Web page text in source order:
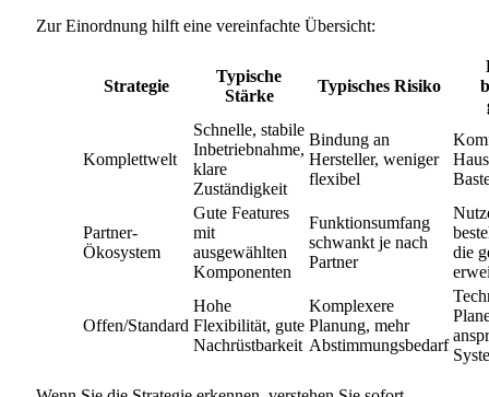
Zur Einordnung hilft eine vereinfachte Übersicht:
Strategie
Typische
Stärke
Typisches Risiko
Komplettwelt
Schnelle, stabile
Inbetriebnahme,
klare
Zuständigkeit
Bindung an
Hersteller, weniger
flexibel
Partner-
Ökosystem
Gute Features
mit
ausgewählten
Komponenten
Funktionsumfang
schwankt je nach
Partner
die
Offen/Standard
Hohe
Flexibilität, gute
Nachrüstbarkeit
Komplexere
Planung, mehr
Abstimmungsbedarf